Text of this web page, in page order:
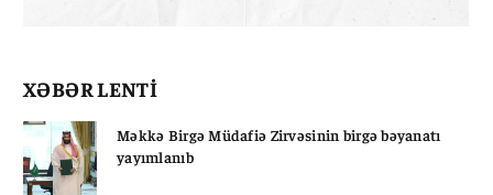
XƏBƏR LENTİ
Məkkə Birgə Müdafiə Zirvəsinin birgə bəyanatı
yayımlanıb